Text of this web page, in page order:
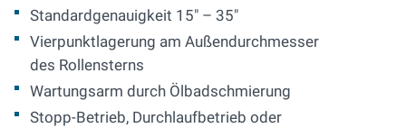
Standardgenauigkeit 15" – 35"
Vierpunktlagerung am Außendurchmesser
des Rollensterns
Wartungsarm durch Ölbadschmierung
Stopp-Betrieb, Durchlaufbetrieb oder